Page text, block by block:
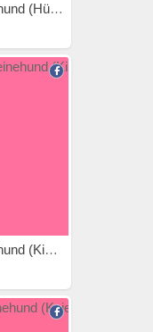
Schweinehund (Hüpfen)
Schweinehund (Kissen)